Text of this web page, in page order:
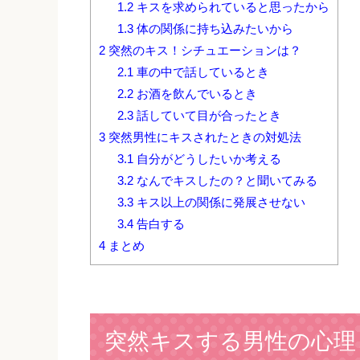
1.2キスを求められていると思ったから
1.3体の関係に持ち込みたいから
2 突然のキス！シチュエーションは？
2.1 車の中で話しているとき
2.2お酒を飲んでいるとき
2.3話していて目が合ったとき
3 突然男性にキスされたときの対処法
3.1 自分がどうしたいか考える
3.2なんでキスしたの？と聞いてみる
3.3キス以上の関係に発展させない
3.4告白する
4 まとめ
突然キスする男性の心